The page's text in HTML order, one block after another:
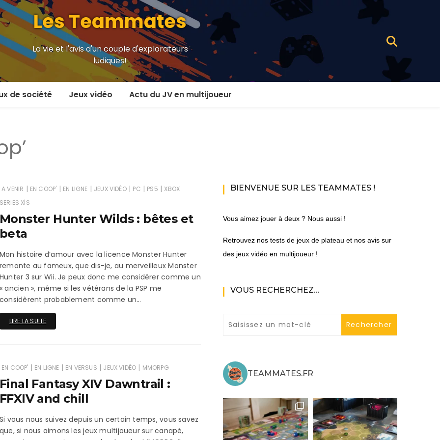
Les Teammates
La vie et l'avis d'un couple d'explorateurs
ludiques!
de société
et plus
Access+
Jeux vidéo
En ligne
Actu du JV en multijoueur
A VENIR | EN COOP' | EN LIGNE | JEUX VIDÉO | PC | PS5 | XBOX
X|S
Hunter Wilds : bêtes et
histoire d’amour avec la licence Monster Hunter
au fameux, que dis-je, au merveilleux Monster
3 sur Wii. Je peux donc me considérer comme un
ancien », même si les vétérans de la PSP me
probablement comme un…
LIRE LA SUITE
EN COOP' | EN LIGNE | EN VERSUS | JEUX VIDÉO | MMORPG
Fantasy XIV Dawntrail :
and chill
vous nous suivez depuis un certain temps, vous savez
si nous aimons les jeux multijoueur sur canapé,
BIENVENUE SUR LES TEAMMATES !
Vous aimez jouer à deux ? Nous aussi !
Retrouvez nos tests de jeux de plateau et nos avis sur
des jeux vidéo en multijoueur !
VOUS RECHERCHEZ…
TEAMMATES.FR